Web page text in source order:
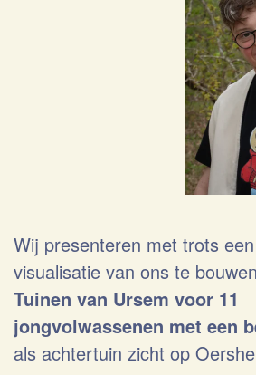
Wij presenteren met trots
visualisatie van ons te
Tuinen van Ursem voor 11
jongvolwassenen met een
als achtertuin zicht op